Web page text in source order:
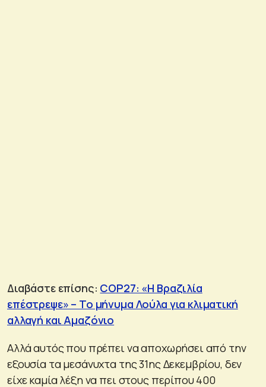
Διαβάστε επίσης: COP27: «Η Βραζιλία
επέστρεψε» – Το μήνυμα Λούλα για κλιματική
αλλαγή και Αμαζόνιο
Αλλά αυτός που πρέπει να αποχωρήσει από την
εξουσία τα μεσάνυχτα της 31ης Δεκεμβρίου, δεν
είχε καμία λέξη να πει στους περίπου 400